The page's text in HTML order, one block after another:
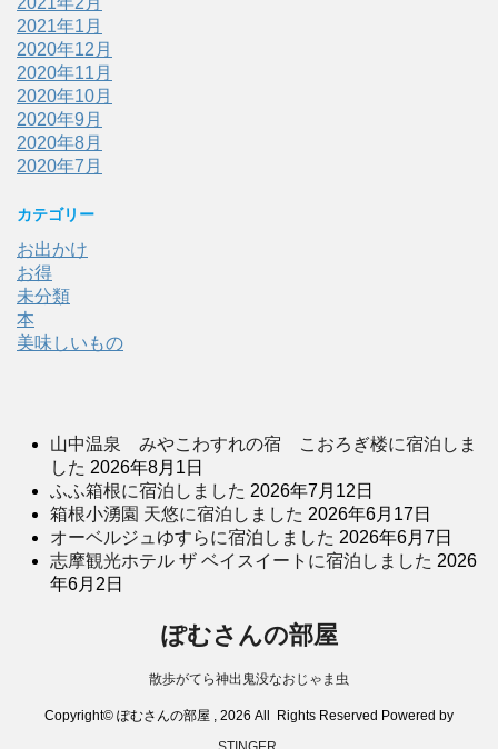
2021年1月
2020年12月
2020年11月
2020年10月
2020年9月
2020年8月
2020年7月
カテゴリー
お出かけ
お得
未分類
本
美味しいもの
山中温泉 みやこわすれの宿 こおろぎ楼に宿泊しま
した 2026年8月1日
ふふ箱根に宿泊しました 2026年7月12日
箱根小湧園 天悠に宿泊しました 2026年6月17日
オーベルジュゆすらに宿泊しました 2026年6月7日
志摩観光ホテル ザ ベイスイートに宿泊しました 2026
年6月2日
ぽむさんの部屋
散歩がてら神出鬼没なおじゃま虫
Copyright© ぽむさんの部屋 , 2026 All Rights Reserved Powered by